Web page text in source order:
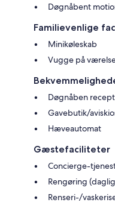
Døgnåbent
Familievenlige
Minikøleskab
Vugge på
Døgnåben
Gavebutik/
Hæveautomat
Gæstefaciliteter
Concierge-
Rengøring
Renseri-/